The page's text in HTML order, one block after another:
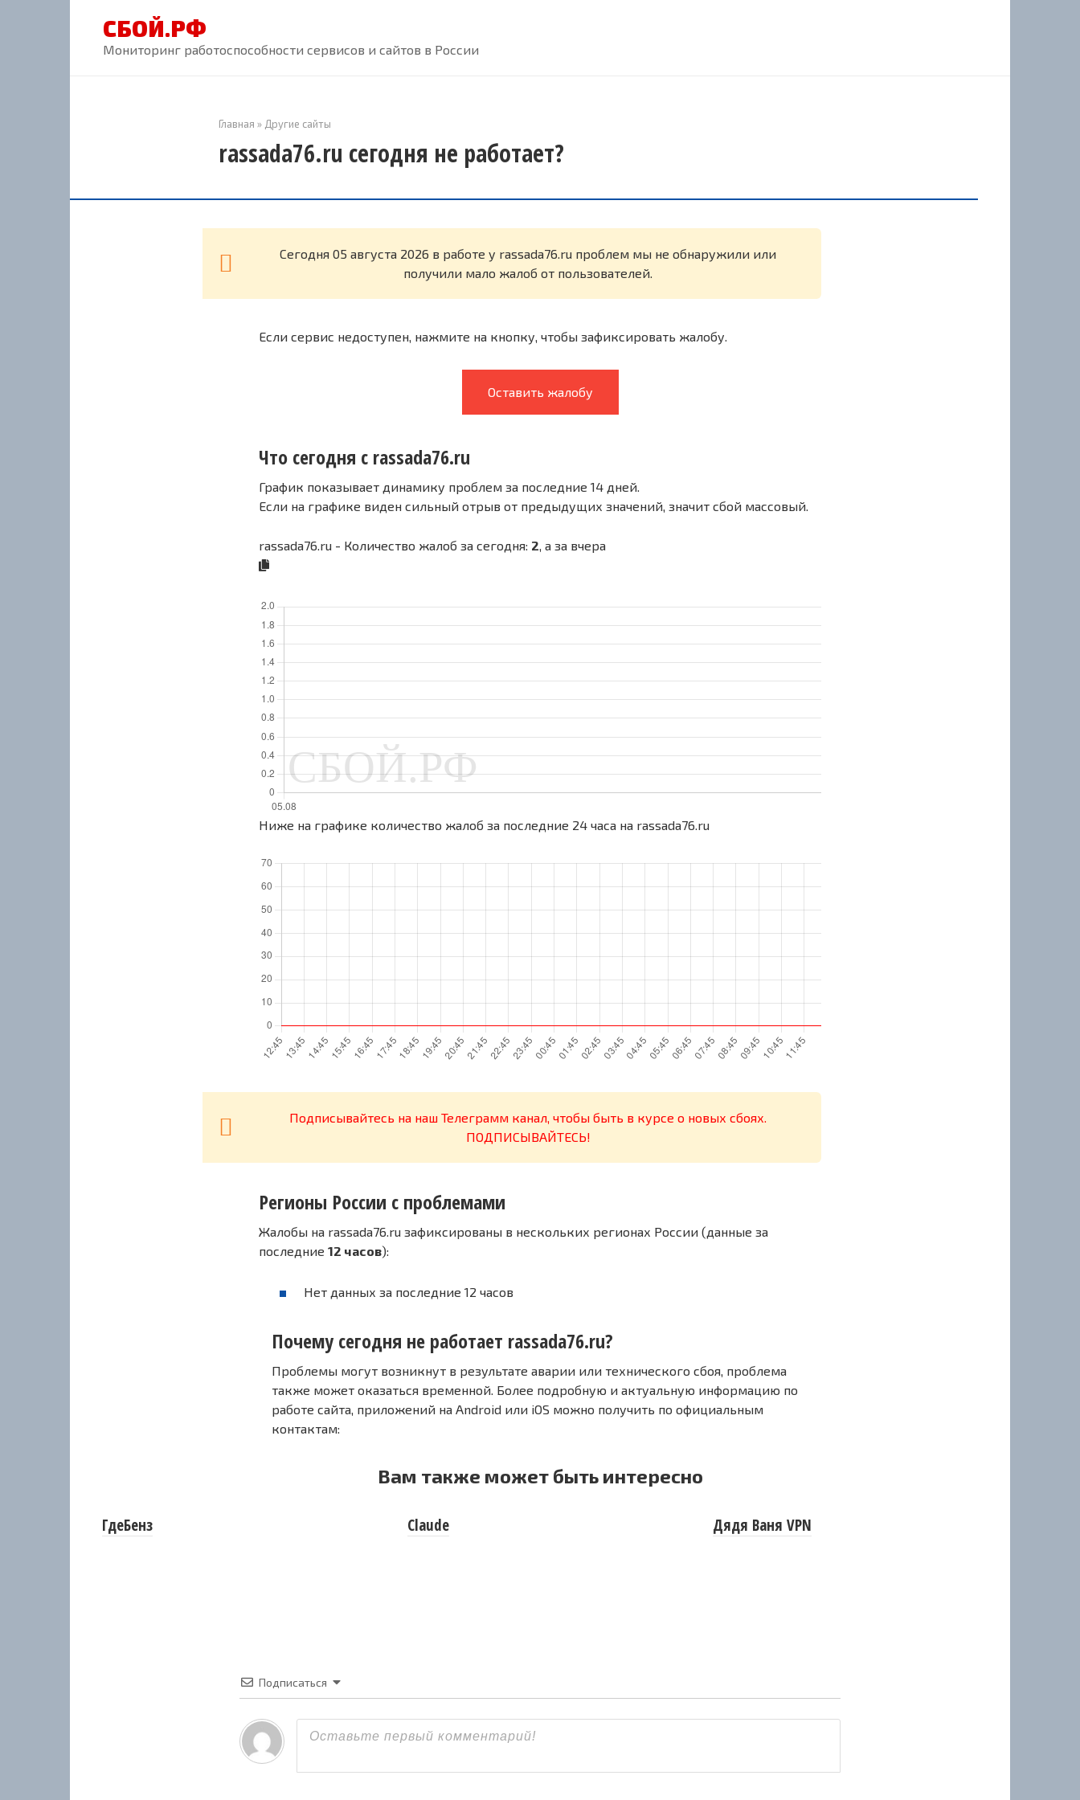
СБОЙ.РФ
Мониторинг работоспособности сервисов и сайтов в России
Главная » Другие сайты
rassada76.ru сегодня не работает?
Cегодня 05 августа 2026 в работе у rassada76.ru проблем мы не обнаружили или
получили мало жалоб от пользователей.
Если сервис недоступен, нажмите на кнопку, чтобы зафиксировать жалобу.
Оставить жалобу
Что сегодня с rassada76.ru
График показывает динамику проблем за последние 14 дней.
Если на графике виден сильный отрыв от предыдущих значений, значит сбой массовый.
rassada76.ru - Количество жалоб за сегодня: 2, а за вчера
Ниже на графике количество жалоб за последние 24 часа на rassada76.ru
Подписывайтесь на наш Телеграмм канал, чтобы быть в курсе о новых сбоях.
ПОДПИСЫВАЙТЕСЬ!
Регионы России с проблемами
Жалобы на rassada76.ru зафиксированы в нескольких регионах России (данные за
последние 12 часов):
Нет данных за последние 12 часов
Почему сегодня не работает rassada76.ru?
Проблемы могут возникнут в результате аварии или технического сбоя, проблема
также может оказаться временной. Более подробную и актуальную информацию по
работе сайта, приложений на Android или iOS можно получить по официальным
контактам:
Вам также может быть интересно
ГдеБенз Claude Дядя Ваня VPN
Подписаться